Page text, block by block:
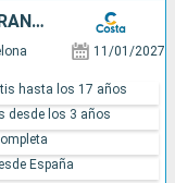
ESPAÑA, ISLAS BALEARES, ITALIA, FRANCIA
11/01/2027
hasta los 17 años
desde los 3 años
España